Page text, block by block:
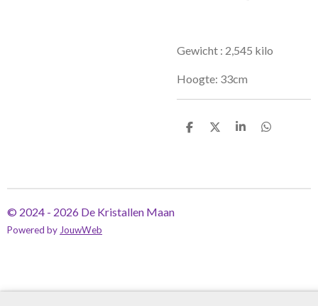
Gewicht : 2,545 kilo
Hoogte: 33cm
D
D
S
D
© 2024 - 2026 De Kristallen Maan
Powered by JouwWeb